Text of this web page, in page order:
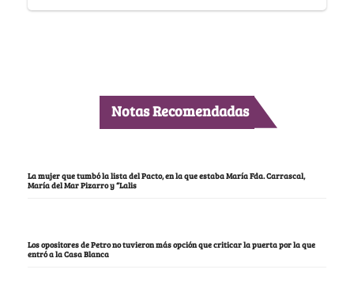
Notas Recomendadas
La mujer que tumbó la lista del Pacto, en la que estaba María Fda. Carrascal,
María del Mar Pizarro y “Lalis
Los opositores de Petro no tuvieron más opción que criticar la puerta por la que
entró a la Casa Blanca